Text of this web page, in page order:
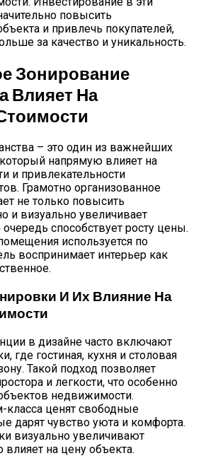
повысить
и привлечь покупателей,
за качество и уникальность.
Зонирование
Влияет На
– это один из важнейших
напрямую влияет на
и привлекательности
Грамотно организованное
не только повысить
и визуально увеличивает
способствует росту цены.
используется по
воспринимает интерьер как
И Их Влияние На
в дизайне часто включают
где гостиная, кухня и столовая
Такой подход позволяет
и легкости, что особенно
недвижимости.
класса ценят свободные
дарят чувство уюта и комфорта.
визуально увеличивают
на цену объекта.